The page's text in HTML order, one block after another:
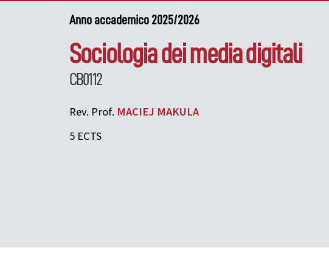
Anno accademico 2025/2026
Sociologia dei media digitali
CB0112
Rev. Prof. MACIEJ MAKULA
5 ECTS